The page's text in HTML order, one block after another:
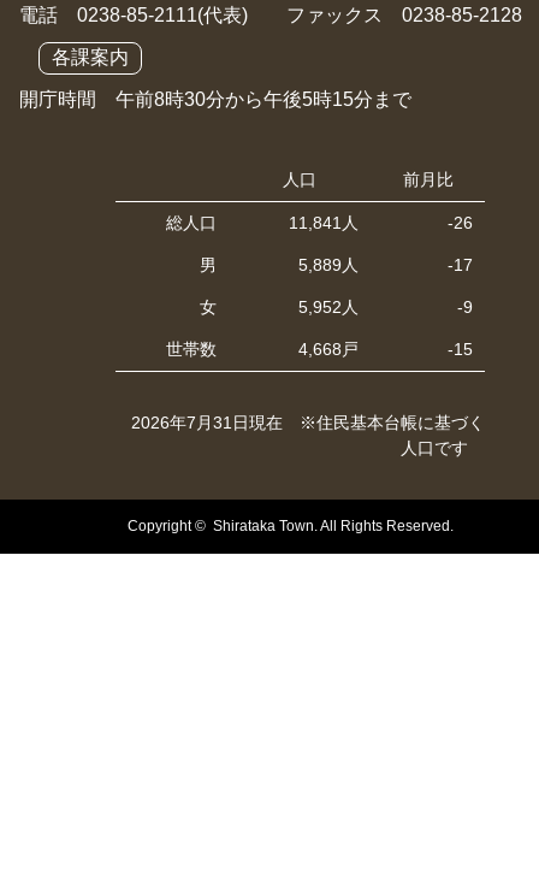
電話 0238-85-2111(代表) ファックス 0238-85-2128
各課案内
開庁時間 午前8時30分から午後5時15分まで
人口 前月比
総人口 11,841人 -26
男 5,889人 -17
女 5,952人 -9
世帯数 4,668戸 -15
2026年7月31日現在 ※住民基本台帳に基づく
人口です
Copyright © Shirataka Town. All Rights Reserved.